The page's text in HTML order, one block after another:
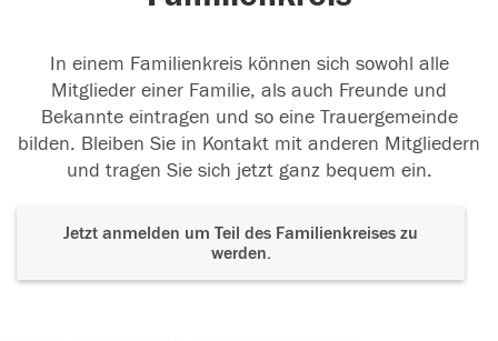
In einem Familienkreis können sich sowohl alle
Mitglieder einer Familie, als auch Freunde und
Bekannte eintragen und so eine Trauergemeinde
bilden. Bleiben Sie in Kontakt mit anderen Mitgliedern
und tragen Sie sich jetzt ganz bequem ein.
Jetzt anmelden um Teil des Familienkreises zu
werden.